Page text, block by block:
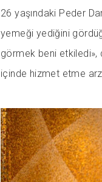
26 yaşındaki Peder
yemeği yediğini
görmek beni etkiledi»,
içinde hizmet etme